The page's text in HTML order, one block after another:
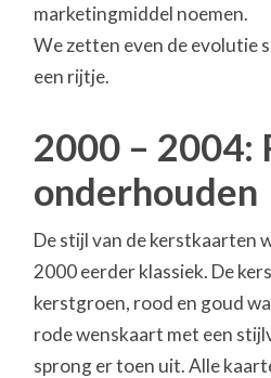
marketingmiddel noemen.
We zetten even de evolutie
een rijtje.
2000 – 2004:
onderhouden
De stijl van de kerstkaarten
2000 eerder klassiek. De
kerstgroen, rood en goud
rode wenskaart met een
sprong er toen uit. Alle